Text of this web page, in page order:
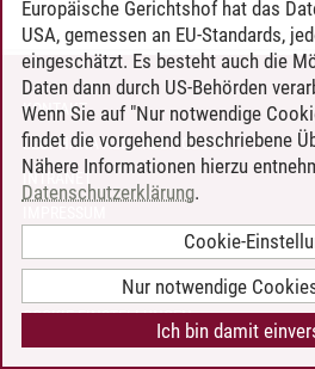
KONTAKT
LEUPHANA ALS ARBEITGEBER
INTRANET
BARRIEREFREIHEIT
COOKIE-EINSTELLUNGEN
Europäische Gerichtshof hat das
USA, gemessen an EU-Standards,
eingeschätzt. Es besteht auch die
Daten dann durch US-Behörden
Wenn Sie auf "Nur notwendige
findet die vorgehend beschriebene
Nähere Informationen hierzu
Datenschutzerklärung.
Cookie-
Nur notwendige
Ich bin damit